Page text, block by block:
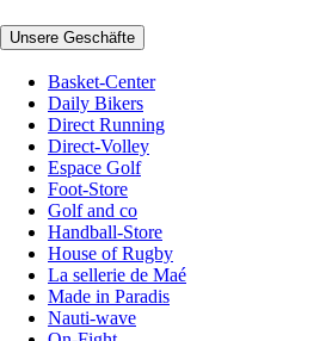
Unsere Geschäfte
Basket-Center
Daily Bikers
Direct Running
Direct-Volley
Espace Golf
Foot-Store
Golf and co
Handball-Store
House of Rugby
La sellerie de Maé
Made in Paradis
Nauti-wave